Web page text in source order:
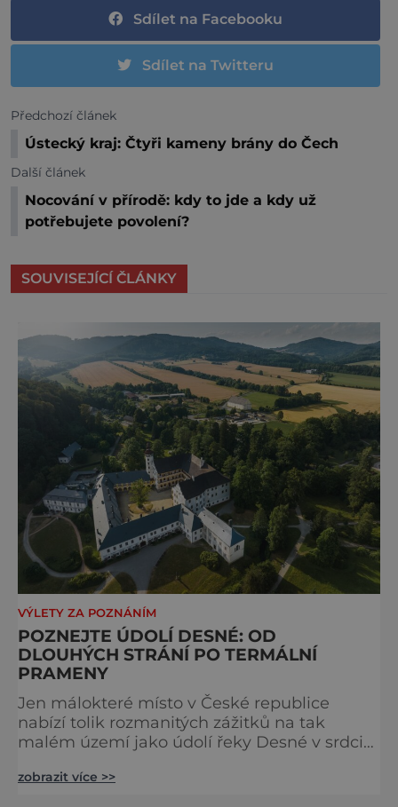
Sdílet na Facebooku
Sdílet na Twitteru
Předchozí článek
Ústecký kraj: Čtyři kameny brány do Čech
Další článek
Nocování v přírodě: kdy to jde a kdy už
potřebujete povolení?
SOUVISEJÍCÍ ČLÁNKY
VÝLETY ZA POZNÁNÍM
POZNEJTE ÚDOLÍ DESNÉ: OD
DLOUHÝCH STRÁNÍ PO TERMÁLNÍ
PRAMENY
Jen málokteré místo v České republice
nabízí tolik rozmanitých zážitků na tak
malém území jako údolí řeky Desné v srdci
nahlédnout do útrob jedné z
zobrazit více >>